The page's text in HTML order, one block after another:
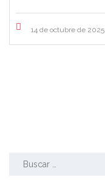
14 de octubre de 2025
Buscar: